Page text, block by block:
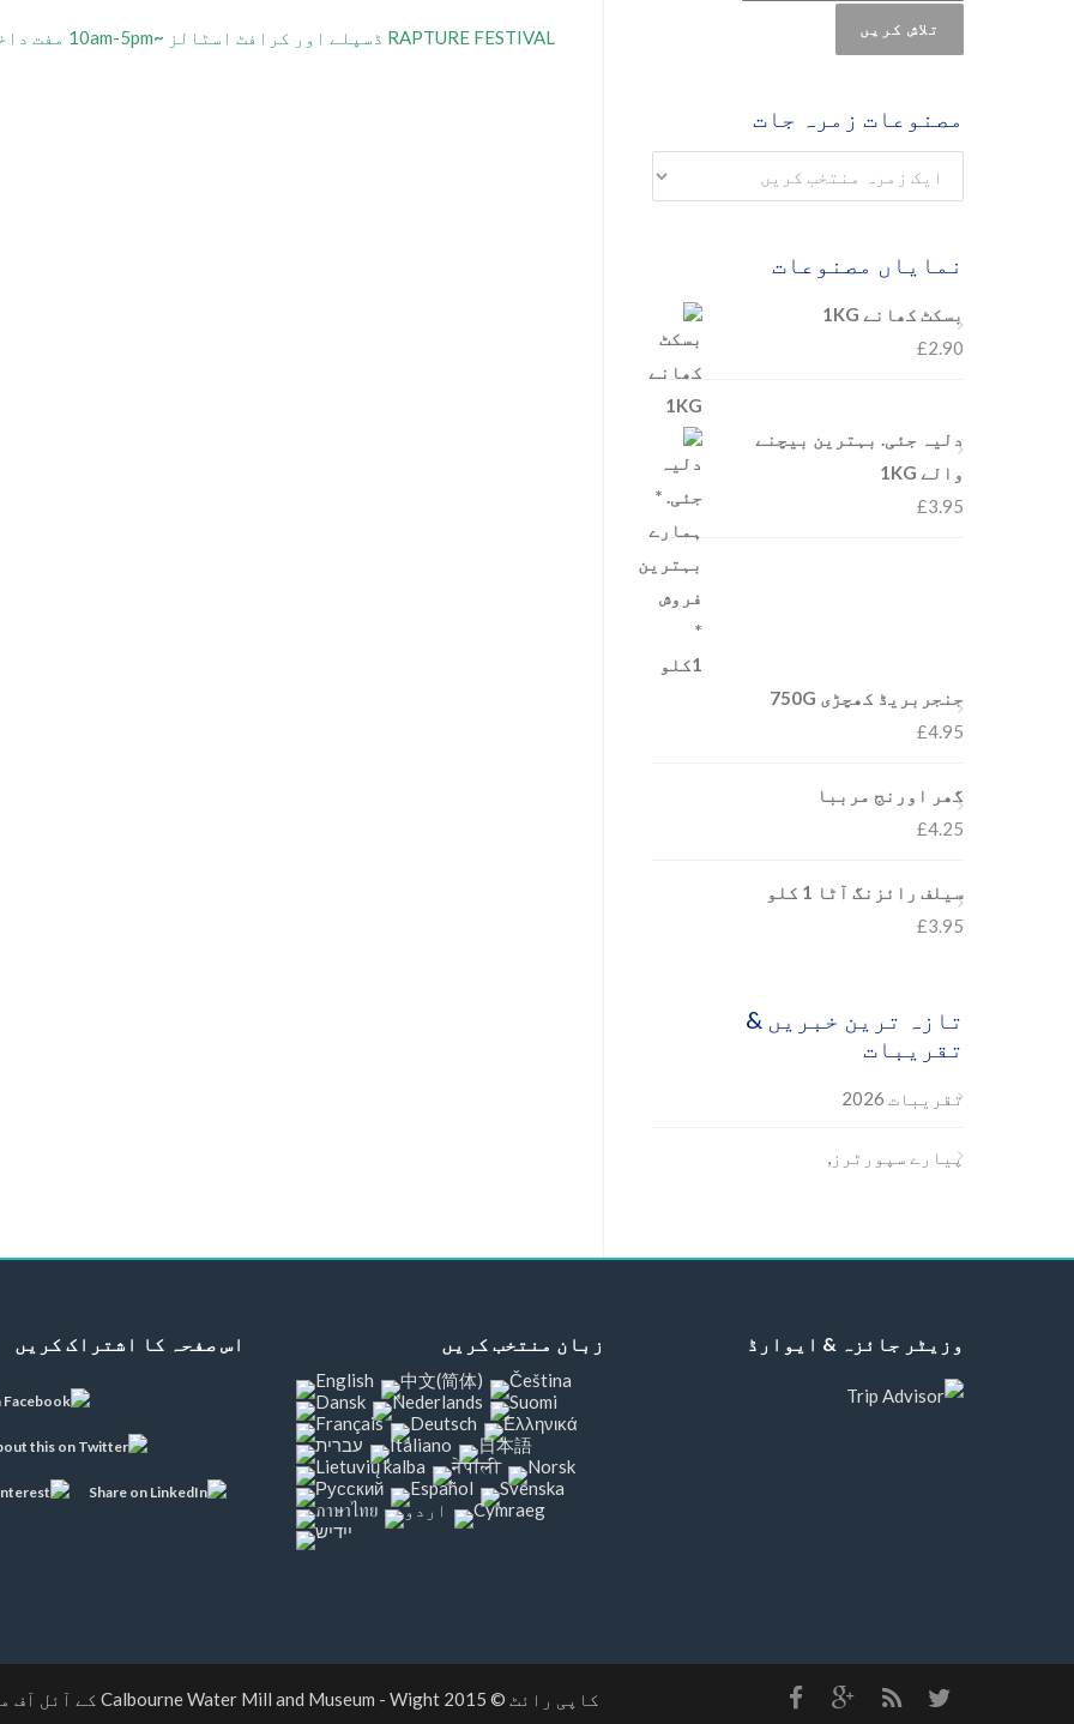
RAPTURE FESTIVAL ڈسپلے اور کرافٹ اسٹالز ~10am-5pm مفت داخلہ تلاش کریں
مصنوعات زمرہ جات
نمایاں مصنوعات
بسکٹ کھانے 1KG
£2.90
دلیہ جئی. بہترین بیچنے
والے 1KG
£3.95
جنجربریڈ کھچڑی 750G
£4.95
گھر اورنج مرببا
£4.25
سیلف رائزنگ آٹا 1 کلو
£3.95
تازہ ترین خبریں &
تقریبات
تقریبات 2026
پیارے سپورٹرز,
اس صفحہ کا اشتراک کریں زبان منتخب کریں وزیٹر جائزہ & ایوارڈ
کاپی رائٹ © 2015 Calbourne Water Mill and Museum - Wight کے آئل آف مین